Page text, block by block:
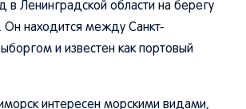
в Ленинградской области на берегу
Он находится между Санкт-
и известен как портовый
интересен морскими видами,